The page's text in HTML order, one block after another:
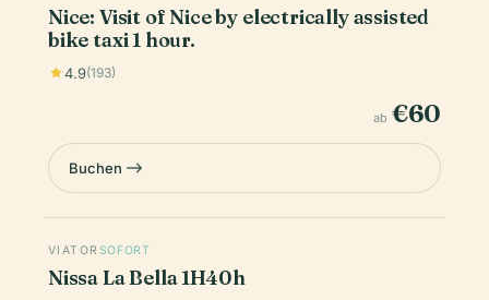
Nice: Visit of Nice by electrically assisted
bike taxi 1 hour.
4.9(193)
ab €60
Buchen
VIATOR SOFORT
Nissa La Bella 1H40h